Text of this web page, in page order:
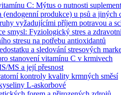
C: Mýtus o nutnosti
(endogenní produkce) u psů a jiných
vyžadujícími příjem potravou a
smysl: Fyziologický stres a
stresu na potřebu antioxidantů
a sledování stresových
stanovení vitamínu C v krmivech
MS a její přesnost
kontroly kvality krmných směsí
L-askorbové